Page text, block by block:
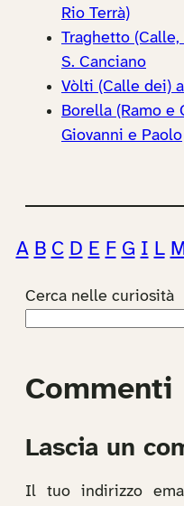
Rio Terrà)
Traghetto
S. Canciano
Vòlti (Calle dei)
Borella (Ramo e
Giovanni e Paolo
A B C D E F G I L
Cerca nelle curiosità
Commenti
Lascia un
Il tuo indirizzo